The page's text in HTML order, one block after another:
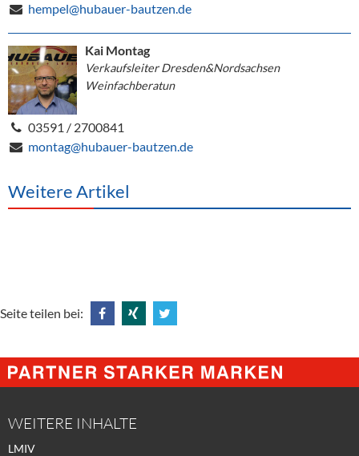
hempel@hubauer-bautzen.de
Kai Montag
Verkaufsleiter Dresden&Nordsachsen
Weinfachberatun
03591 / 2700841
montag@hubauer-bautzen.de
Weitere Artikel
Seite teilen bei:
@
Facebook
@
Xing
@
Twitter
WEITERE INHALTE
LMIV